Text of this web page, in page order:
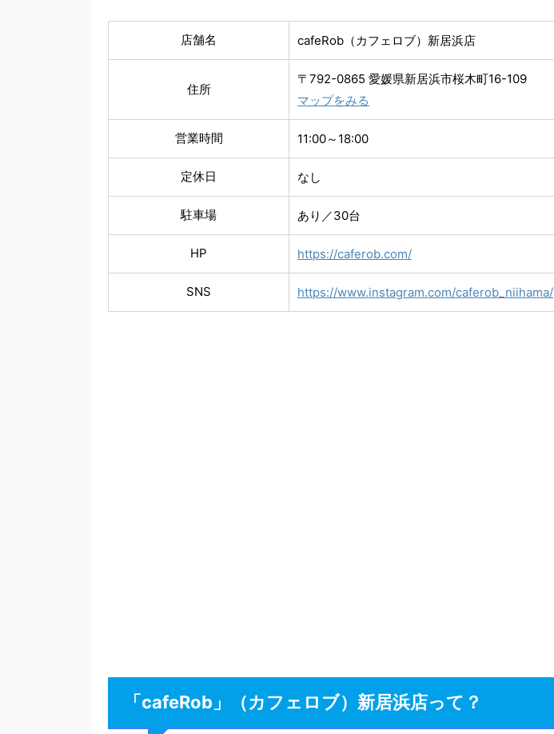
店舗名 cafeRob（カフェロブ）新居浜店
住所
〒792-0865 愛媛県新居浜市桜木町16-109
マップをみる
営業時間 11:00～18:00
定休日 なし
駐車場 あり／30台
HP https://caferob.com/
SNS https://www.instagram.com/caferob_niihama/
「cafeRob」（カフェロブ）新居浜店って？